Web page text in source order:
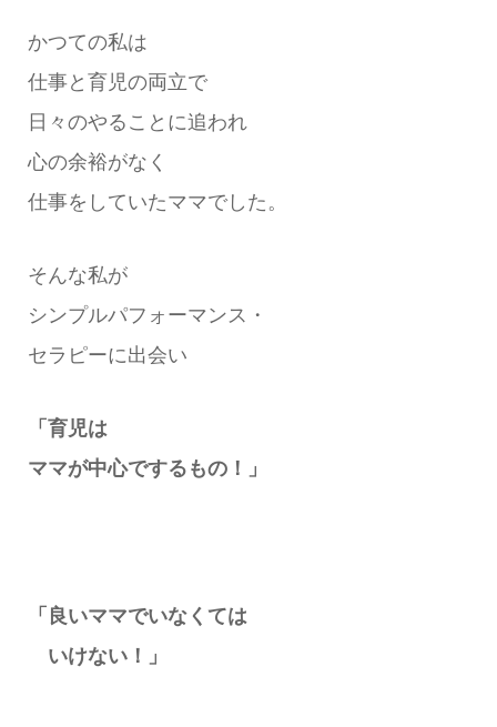
かつての私は
仕事と育児の両立で
日々のやることに追われ
心の余裕がなく
仕事をしていたママでした。
そんな私が
シンプルパフォーマンス・
セラピーに出会い
「育児は
ママが中心でするもの！」
「良いママでいなくては
いけない！」